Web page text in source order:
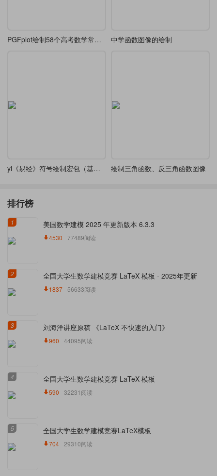
PGFplot绘制58个高考数学常见压轴函数题图像 中学函数图像的绘制
yi《易经》符号绘制宏包（基于l3coffins和l3draw实现） 绘制三角函数、反三角函数图像
排行榜
1 美国数学建模 2025 年更新版本 6.3.3
4530 77489阅读
2 全国大学生数学建模竞赛 LaTeX 模板 - 2025年更新
1837 56633阅读
3 刘海洋讲座原稿 《LaTeX 不快速的入门》
960 44095阅读
4 全国大学生数学建模竞赛 LaTeX 模板
590 32231阅读
5 全国大学生数学建模竞赛LaTeX模板
704 29310阅读